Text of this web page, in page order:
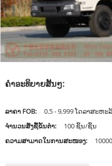
ຄໍາອະທິບາຍສັ້ນໆ:
ລາຄາ FOB:
0.5 - 9,999 ໂດລາສະຫະ
ຈຳນວນສັ່ງຊື້ຂັ້ນຕ່ຳ:
100 ຊິ້ນ/ຊິ້ນ
ຄວາມສາມາດໃນການສະໜອງ: